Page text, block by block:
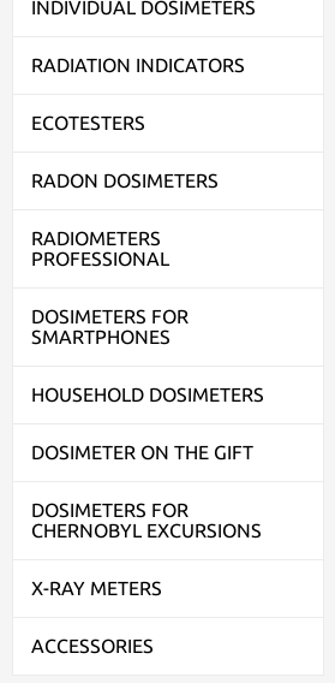
INDIVIDUAL DOSIMETERS
RADIATION INDICATORS
ECOTESTERS
RADON DOSIMETERS
RADIOMETERS
PROFESSIONAL
DOSIMETERS FOR
SMARTPHONES
HOUSEHOLD DOSIMETERS
DOSIMETER ON THE GIFT
DOSIMETERS FOR
CHERNOBYL EXCURSIONS
X-RAY METERS
ACCESSORIES